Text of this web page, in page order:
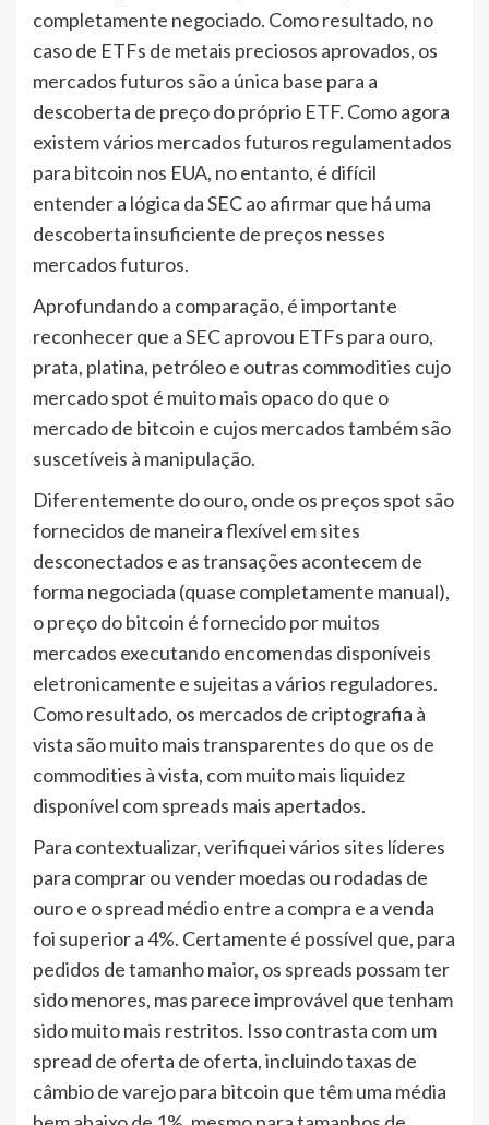
completamente negociado. Como resultado, no
caso de ETFs de metais preciosos aprovados, os
mercados futuros são a única base para a
descoberta de preço do próprio ETF. Como agora
existem vários mercados futuros regulamentados
para bitcoin nos EUA, no entanto, é difícil
entender a lógica da SEC ao afirmar que há uma
descoberta insuficiente de preços nesses
mercados futuros.
Aprofundando a comparação, é importante
reconhecer que a SEC aprovou ETFs para ouro,
prata, platina, petróleo e outras commodities cujo
mercado spot é muito mais opaco do que o
mercado de bitcoin e cujos mercados também são
suscetíveis à manipulação.
Diferentemente do ouro, onde os preços spot são
fornecidos de maneira flexível em sites
desconectados e as transações acontecem de
forma negociada (quase completamente manual),
o preço do bitcoin é fornecido por muitos
mercados executando encomendas disponíveis
eletronicamente e sujeitas a vários reguladores.
Como resultado, os mercados de criptografia à
vista são muito mais transparentes do que os de
commodities à vista, com muito mais liquidez
disponível com spreads mais apertados.
Para contextualizar, verifiquei vários sites líderes
para comprar ou vender moedas ou rodadas de
ouro e o spread médio entre a compra e a venda
foi superior a 4%. Certamente é possível que, para
pedidos de tamanho maior, os spreads possam ter
sido menores, mas parece improvável que tenham
sido muito mais restritos. Isso contrasta com um
spread de oferta de oferta, incluindo taxas de
câmbio de varejo para bitcoin que têm uma média